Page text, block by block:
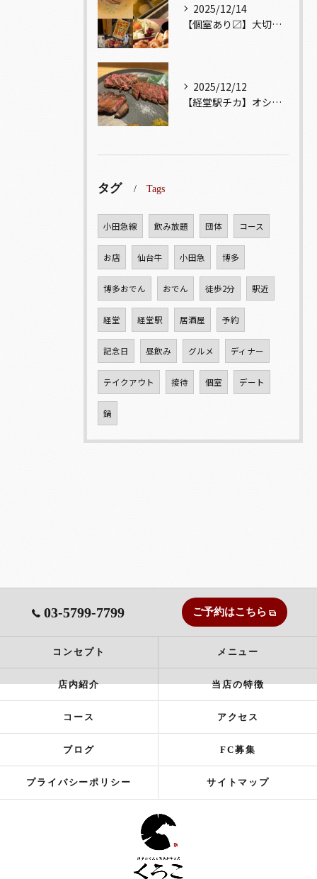
2025/12/14
【個室あり〼】大切な記念日、お祝い事でのご来店ぜひお待ちして...
2025/12/12
【経堂駅チカ】オシャレ居酒屋🏮自慢のお肉が楽しめる🐃お得なコ...
タグ Tags
小田急線 飲み放題 団体 コース
お店 仙台牛 小田急 博多
博多おでん おでん 徒歩2分 駅近
経堂 経堂駅 居酒屋 予約
記念日 昼飲み グルメ ディナー
テイクアウト 接待 個室 デート
鍋
03-5799-7799 ご予約はこちら
コンセプト メニュー
店内紹介 当店の特徴
コース アクセス
ブログ FC募集
プライバシーポリシー サイトマップ